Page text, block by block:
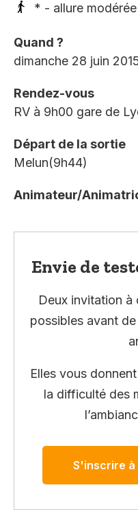
* - allure
Quand ?
dimanche 28 juin
Rendez-vous
RV à 9h00 gare de
Départ de la sortie
Melun(9h44)
Animateur/
Envie de
Deux invitation à
possibles avant de
Elles vous
la difficulté des
S'inscrire à